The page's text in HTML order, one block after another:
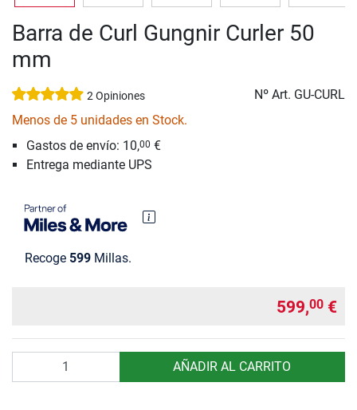
Barra de Curl Gungnir Curler 50
mm
2 Opiniones Nº Art. GU-CURL
Menos de 5 unidades en Stock.
Gastos de envío: 10,00 €
Entrega mediante UPS
Recoge 599 Millas.
599,00 €
AÑADIR AL CARRITO